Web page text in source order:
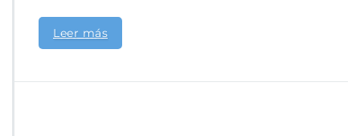
Leer más